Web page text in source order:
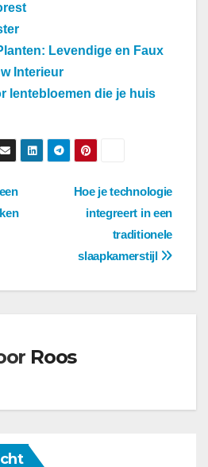
Levendige en Faux
Interieur
lentebloemen die je huis
Hoe je technologie
integreert in een
traditionele
slaapkamerstijl
Roos